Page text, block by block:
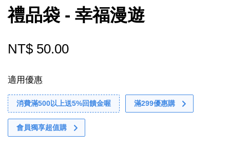
禮品袋 - 幸福漫遊
NT$ 50.00
適用優惠
消費滿500以上送5%回饋金喔 滿299優惠購
會員獨享超值購